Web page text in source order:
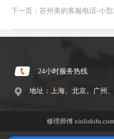
下一页：苏州美的客服电话-小型
24小时服务热线
地址：上海、北京、广州
修理师傅